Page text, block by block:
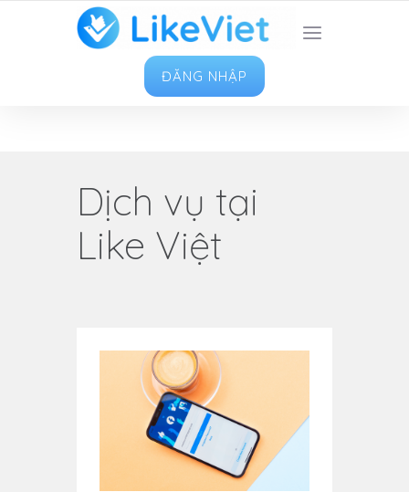
TOP 1 ỨNG DỤNG TĂNG LIKE HAY NHẤT VIỆT
NAM
ĐĂNG NHẬP
Dịch vụ tại
Like Việt